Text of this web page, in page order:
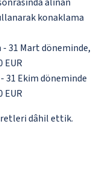
konaklama
- 31 Mart döneminde,
EUR
31 Ekim döneminde
EUR
dâhil ettik.